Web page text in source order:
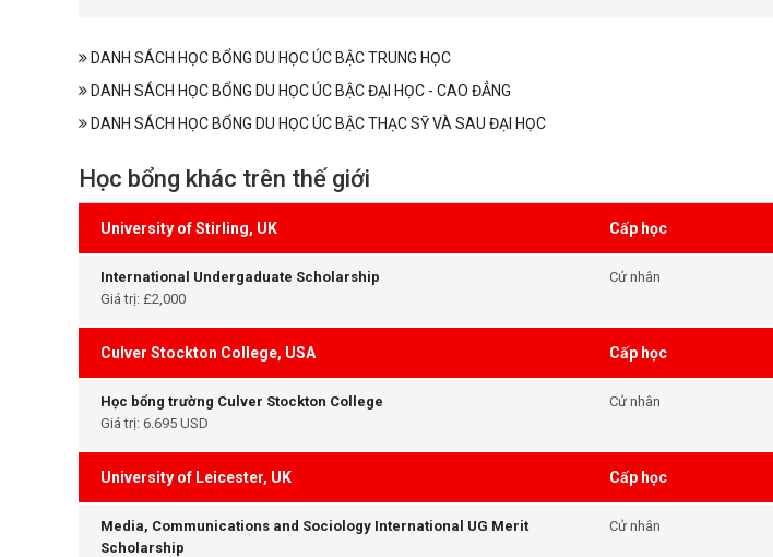
DANH SÁCH HỌC BỔNG DU HỌC ÚC BẬC TRUNG HỌC
DANH SÁCH HỌC BỔNG DU HỌC ÚC BẬC ĐẠI HỌC - CAO ĐẲNG
DANH SÁCH HỌC BỔNG DU HỌC ÚC BẬC THẠC SỸ VÀ SAU ĐẠI HỌC
Học bổng khác trên thế giới
University of Stirling, UK Cấp học
International Undergaduate Scholarship
Giá trị: £2,000
Cử nhân
Culver Stockton College, USA Cấp học
Học bổng trường Culver Stockton College
Giá trị: 6.695 USD
Cử nhân
University of Leicester, UK Cấp học
Media, Communications and Sociology International UG Merit
Scholarship
Cử nhân